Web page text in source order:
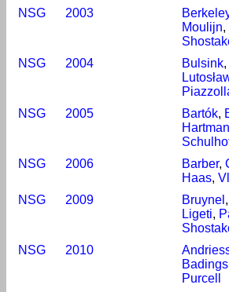
NSG 2003
Moulijn,
NSG 2004 Bulsink,
NSG 2005 Bartók,
NSG 2006 Barber,
Haas,
NSG 2009 Bruynel ,
Ligeti,
NSG 2010
Badings
Purcell